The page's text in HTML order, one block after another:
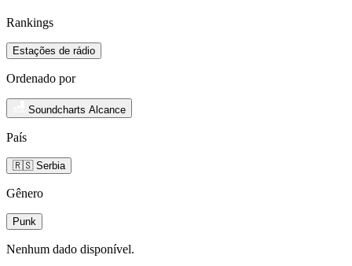
Rankings
Estações de rádio
Ordenado por
Soundcharts Alcance
País
🇷🇸 Serbia
Gênero
Punk
Nenhum dado disponível.